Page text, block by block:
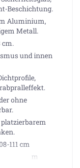
Beschichtung.
Aluminium,
Metall.
cm.
und innen
ohne
111 cm
110,5 cm